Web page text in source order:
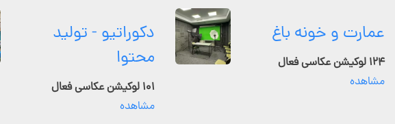
عمارت و خونه باغ
۱۲۴ لوکیشن عکاسی فعال
مشاهده
دکوراتیو - تولید
محتوا
۱۰۱ لوکیشن عکاسی فعال
مشاهده